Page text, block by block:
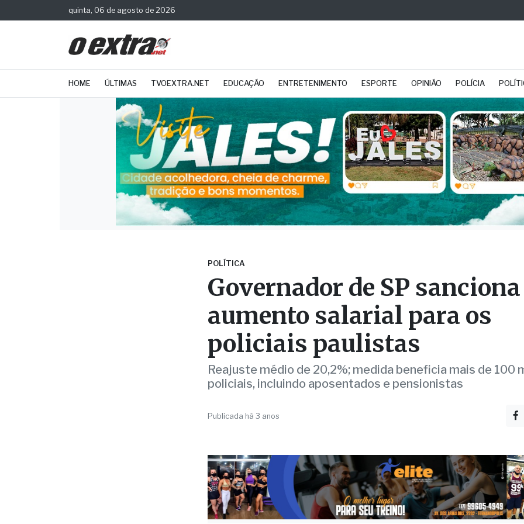
quinta, 06 de agosto de 2026
HOME ÚLTIMAS TVOEXTRA.NET EDUCAÇÃO ENTRETENIMENTO ESPORTE OPINIÃO POLÍCIA
Governador de SP sanciona
aumento salarial para os
policiais paulistas
Reajuste médio de 20,2%; medida beneficia mais de 100
policiais, incluindo aposentados e pensionistas
Publicada há 3 anos